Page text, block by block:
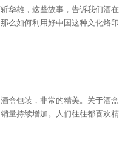
雄，这些故事，告诉我们酒
么如何利用好中国这种文化烙
包装，非常的精美。关于酒
量持续增加。人们往往都喜欢